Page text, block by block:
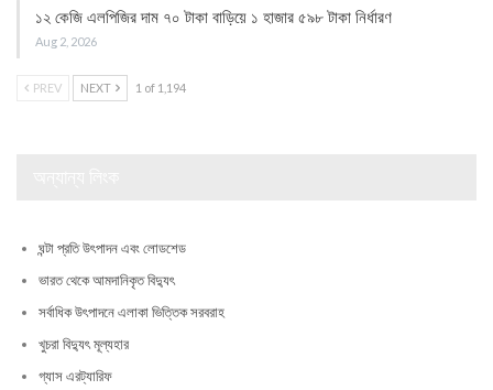
১২ কেজি এলপিজির দাম ৭০ টাকা বাড়িয়ে ১ হাজার ৫৯৮ টাকা নির্ধারণ
Aug 2, 2026
PREV NEXT 1 of 1,194
ঘন্টা প্রতি উৎপাদন এবং লোডশেড
ভারত থেকে আমদানিকৃত বিদ্যুৎ
সর্বাধিক উৎপাদনে এলাকা ভিত্তিক সরবরাহ
খুচরা বিদ্যুৎ মূল্যহার
গ্যাস এরট্যারিফ